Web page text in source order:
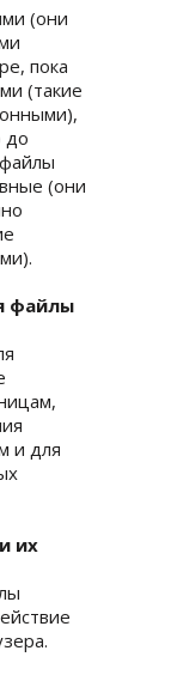
(они
пока
(такие
до
(они
файлы
и для
их